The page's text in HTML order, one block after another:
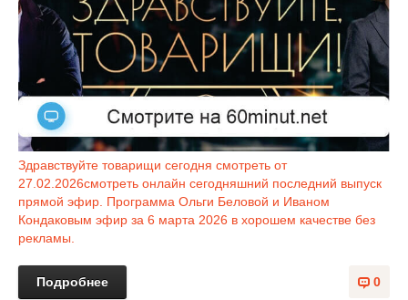
Здравствуйте товарищи сегодня смотреть от
27.02.2026смотреть онлайн сегодняшний последний выпуск
прямой эфир. Программа Ольги Беловой и Иваном
Кондаковым эфир за 6 марта 2026 в хорошем качестве без
рекламы.
0
Подробнее